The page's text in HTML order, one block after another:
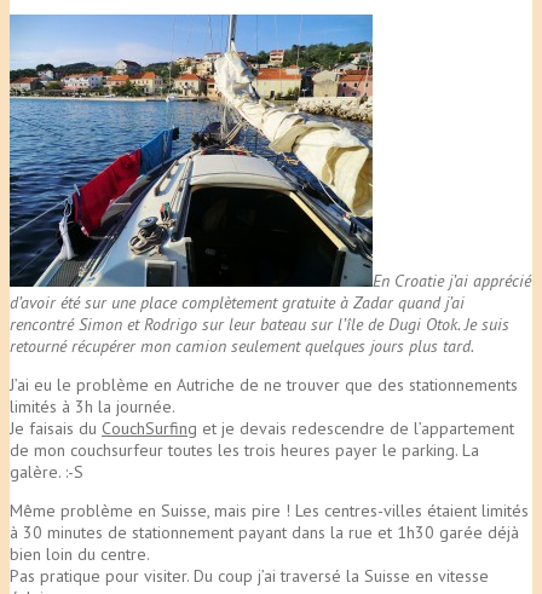
En Croatie j’ai apprécié
d’avoir été sur une place complètement gratuite à Zadar quand j’ai
rencontré Simon et Rodrigo sur leur bateau sur l’île de Dugi Otok. Je suis
retourné récupérer mon camion seulement quelques jours plus tard.
J’ai eu le problème en Autriche de ne trouver que des stationnements
limités à 3h la journée.
Je faisais du CouchSurfing et je devais redescendre de l’appartement
de mon couchsurfeur toutes les trois heures payer le parking. La
galère. :-S
Même problème en Suisse, mais pire ! Les centres-villes étaient limités
à 30 minutes de stationnement payant dans la rue et 1h30 garée déjà
bien loin du centre.
Pas pratique pour visiter. Du coup j’ai traversé la Suisse en vitesse